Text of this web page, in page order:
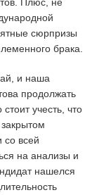
сюрпризы
брака.
и наша
продолжать
учесть, что
со всей
на анализы и
нашелся